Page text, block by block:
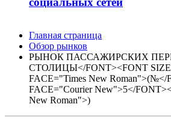
Главная страница
Обзор рынков
РЫНОК ПАССАЖИРСКИХ
СТОЛИЦЫ</FONT><FONT
FACE="Times New Roman">(№</
FACE="Courier New">5</
New Roman">)